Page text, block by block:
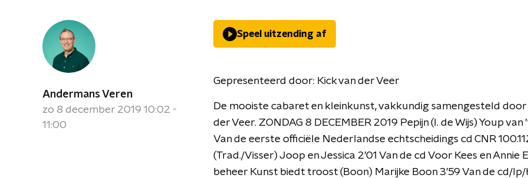
Andermans Veren
zo 8 december 2019 10:02 -
11:00
Speel uitzending af
Gepresenteerd door: Kick van der Veer
De mooiste cabaret en kleinkunst, vakkundig samengesteld door
der Veer. ZONDAG 8 DECEMBER 2019 Pepijn (I. de Wijs) Youp van
Van de eerste officiële Nederlandse echtscheidings cd CNR
(Trad./Visser) Joop en Jessica 2’01 Van de cd Voor Kees en Annie
beheer Kunst biedt troost (Boon) Marijke Boon 3’59 Van de cd/